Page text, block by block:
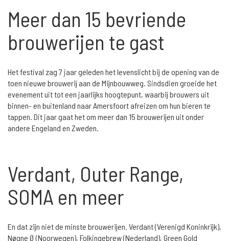
Meer dan 15 bevriende
brouwerijen te gast
Het festival zag 7 jaar geleden het levenslicht bij de opening van de
toen nieuwe brouwerij aan de Mijnbouwweg. Sindsdien groeide het
evenement uit tot een jaarlijks hoogtepunt, waarbij brouwers uit
binnen- en buitenland naar Amersfoort afreizen om hun bieren te
tappen. Dit jaar gaat het om meer dan 15 brouwerijen uit onder
andere Engeland en Zweden.
Verdant, Outer Range,
SOMA en meer
En dat zijn niet de minste brouwerijen. Verdant (Verenigd Koninkrijk),
Nøgne Ø (Noorwegen), Folkingebrew (Nederland), Green Gold